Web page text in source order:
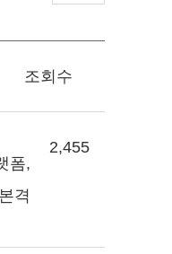
조회수
폼,
격
2,455